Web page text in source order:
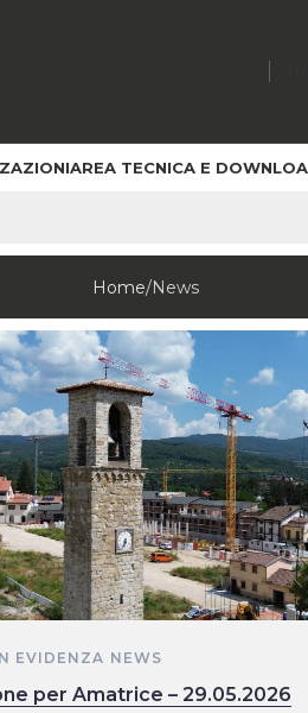
AREA TECNICA E
Home News
EVIDENZA NEWS
per Amatrice – 29.05.2026